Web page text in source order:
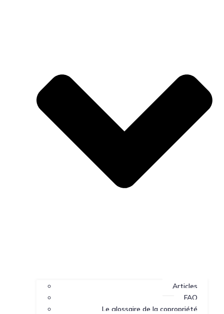
Articles
FAQ
Le glossaire de la copropriété